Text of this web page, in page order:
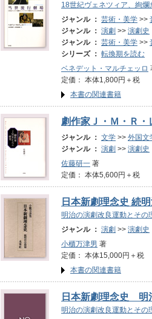
18世紀ヴェネツィア、絢
ジャンル ： 芸術・美学 >>
ジャンル ： 演劇 >> 演劇史
ジャンル ： 芸術・美学 >>
シリーズ ： 転換期を読む
ベネデット・マルチェッロ
定価： 本体1,800円＋
本書の関連書籍
劇作家Ｊ・Ｍ・Ｒ・
ジャンル ： 文学 >> 外国文
ジャンル ： 演劇 >> 演劇史
佐藤研一 著
定価： 本体5,600円＋
日本新劇理念史 続
明治の演劇改良運動とその
ジャンル ： 演劇 >> 演劇史
小櫃万津男 著
定価： 本体15,000円＋
本書の関連書籍
日本新劇理念史 明
明治の演劇改良運動とその